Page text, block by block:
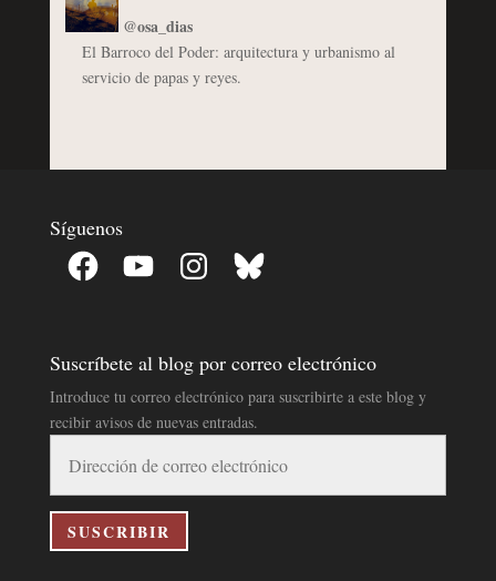
@osa_dias
El Barroco del Poder: arquitectura y urbanismo al
servicio de papas y reyes.
Síguenos
Facebook YouTube InstagramBluesky
Suscríbete al blog por correo electrónico
Introduce tu correo electrónico para suscribirte a este blog y
recibir avisos de nuevas entradas.
correo
electrónico
SUSCRIBIR